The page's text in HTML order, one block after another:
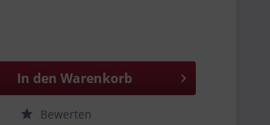
In den Warenkorb
Bewerten